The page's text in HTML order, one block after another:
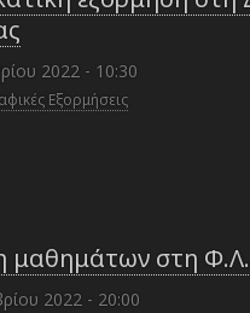
2022 - 10:30
Εξορμήσεις
μαθημάτων στη
2022 - 20:00